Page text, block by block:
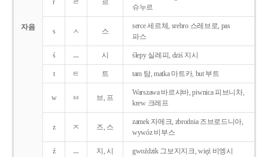
자음
r ㄹ 르
슈누르
s ㅅ 스
serce 세르체, srebro 스레브로, pas
파스
ś ㅡ 시 ślepy 실레피, dziś 지시
t ㅌ 트 tam 탐, matka 마트카, but 부트
w ㅂ 브, 프
Warszawa 바르샤바, piwnica 피브니차,
krew 크레프
z ㅈ 즈, 스
zamek 자메크, zbrodnia 즈브로드니아,
wywóz 비부스
ź ㅡ 지, 시 gwoździk 그보지지크, więź 비엥시